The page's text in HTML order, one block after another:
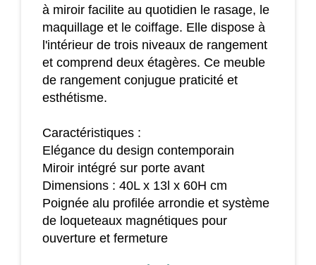
à miroir facilite au quotidien le rasage, le
maquillage et le coiffage. Elle dispose à
l'intérieur de trois niveaux de rangement
et comprend deux étagères. Ce meuble
de rangement conjugue praticité et
esthétisme.
Caractéristiques :
Elégance du design contemporain
Miroir intégré sur porte avant
Dimensions : 40L x 13l x 60H cm
Poignée alu profilée arrondie et système
de loqueteaux magnétiques pour
ouverture et fermeture